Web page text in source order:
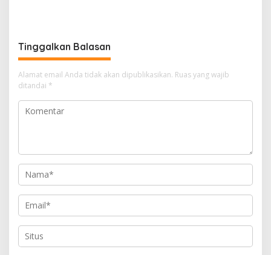
Tinggalkan Balasan
Alamat email Anda tidak akan dipublikasikan. Ruas yang wajib
ditandai *